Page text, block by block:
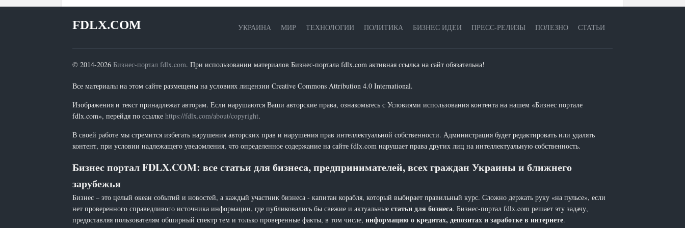
УКРАИНА МИР ТЕХНОЛОГИИ ПОЛИТИКА БИЗНЕС ИДЕИ ПРЕСС-РЕЛИЗЫ ПОЛЕЗНО СТАТЬИ
FDLX.COM
© 2014-2026 Бизнес-портал fdlx.com. При использовании материалов Бизнес-портала fdlx.com активная ссылка на сайт обязательна!
Все материалы на этом сайте размещены на условиях лицензии Creative Commons Attribution 4.0 International.
Изображения и текст принадлежат авторам. Если нарушаются Ваши авторские права, ознакомьтесь с Условиями использования контента на нашем «Бизнес портале
fdlx.com», перейдя по ссылке https://fdlx.com/about/copyright.
В своей работе мы стремится избегать нарушения авторских прав и нарушения прав интеллектуальной собственности. Администрация будет редактировать или удалять
контент, при условии надлежащего уведомления, что определенное содержание на сайте fdlx.com нарушает права других лиц на интеллектуальную собственность.
Бизнес портал FDLX.COM: все статьи для бизнеса, предпринимателей, всех граждан Украины и ближнего
зарубежья
Бизнес – это целый океан событий и новостей, а каждый участник бизнеса - капитан корабля, который выбирает правильный курс. Сложно держать руку «на пульсе», если
нет проверенного справедливого источника информации, где публиковались бы свежие и актуальные статьи для бизнеса. Бизнес-портал fdlx.com решает эту задачу,
предоставляя пользователям обширный спектр тем и только проверенные факты, в том числе, информацию о кредитах, депозитах и заработке в интернете.